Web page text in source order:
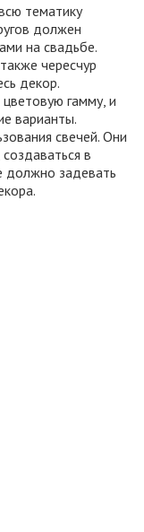
тематику
должен
на свадьбе.
чересчур
декор.
гамму, и
варианты.
свечей. Они
в
должно задевать